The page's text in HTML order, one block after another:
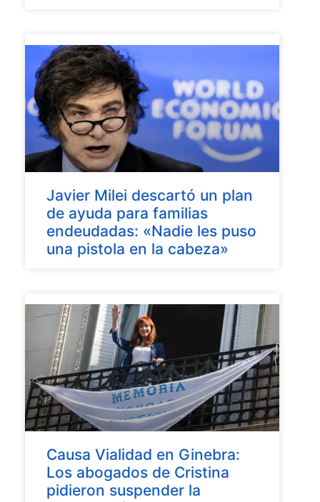
Javier Milei descartó un plan
de ayuda para familias
endeudadas: «Nadie les puso
una pistola en la cabeza»
Causa Vialidad en Ginebra:
Los abogados de Cristina
pidieron suspender la